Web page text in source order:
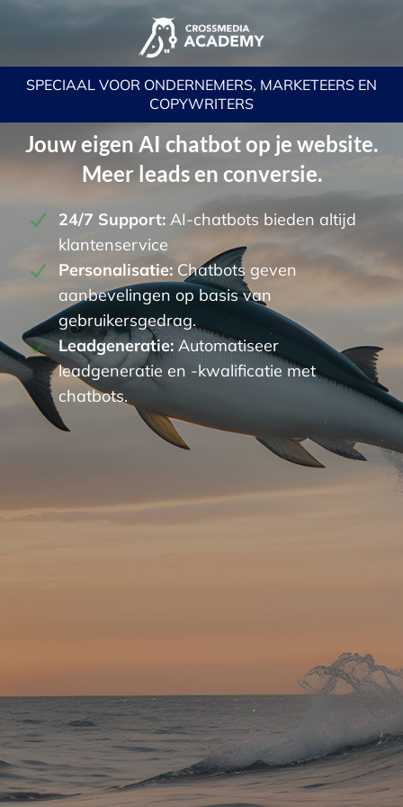
SPECIAAL VOOR ONDERNEMERS, MARKETEERS EN
COPYWRITERS
Jouw eigen AI chatbot op je website.
Meer leads en conversie.
24/7 Support: AI-chatbots bieden altijd
klantenservice
Personalisatie: Chatbots geven
aanbevelingen op basis van
gebruikersgedrag.
Leadgeneratie: Automatiseer
leadgeneratie en -kwalificatie met
chatbots.